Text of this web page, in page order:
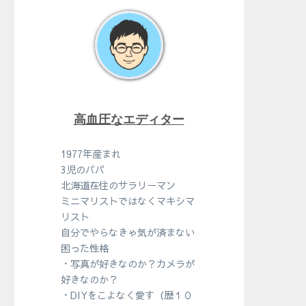
高血圧なエディター
1977年産まれ
3児のパパ
北海道在住のサラリーマン
ミニマリストではなくマキシマ
リスト
自分でやらなきゃ気が済まない
困った性格
・写真が好きなのか？カメラが
好きなのか？
・DIYをこよなく愛す（歴１０